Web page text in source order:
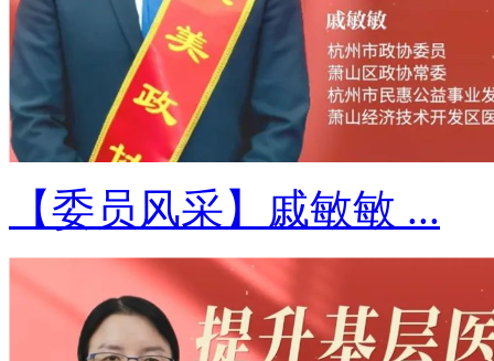
【委员风采】戚敏敏 ...